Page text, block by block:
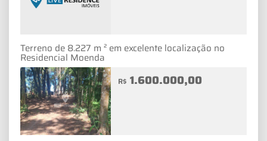
Terreno de 8.227 m ² em excelente localização no
Residencial Moenda
R$ 1.600.000,00